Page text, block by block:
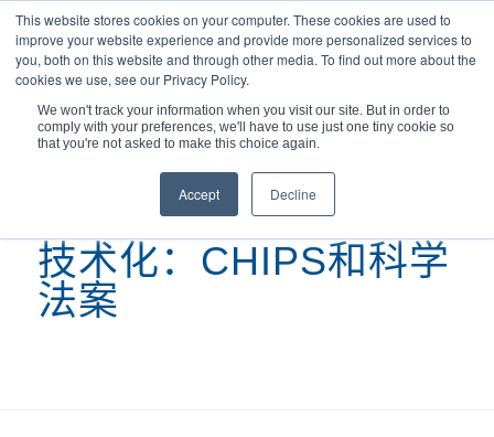
This website stores cookies on your computer. These cookies are used to
improve your website experience and provide more personalized services to
you, both on this website and through other media. To find out more about the
cookies we use, see our Privacy Policy.
We won't track your information when you visit our site. But in order to
comply with your preferences, we'll have to use just one tiny cookie so
that you're not asked to make this choice again.
Accept Decline
您现在的位置： 主页 / 播客 / 获取技术：CHIPS...
技术化：CHIPS和科学
法案